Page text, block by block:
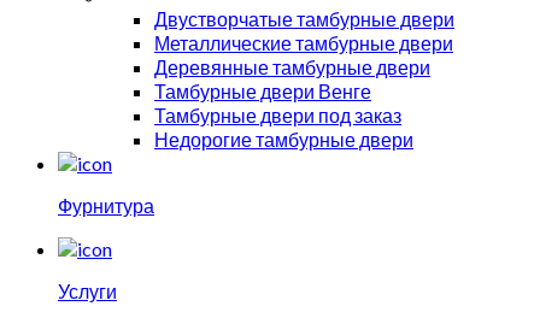
Двустворчатые тамбурные двери
Металлические тамбурные двери
Деревянные тамбурные двери
Тамбурные двери Венге
Тамбурные двери под заказ
Недорогие тамбурные двери
Фурнитура
Услуги